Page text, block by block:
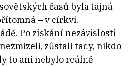
časů byla tajná
– v církvi,
Po získání nezávislosti
zůstali tady, nikdo
to ani nebylo reálně